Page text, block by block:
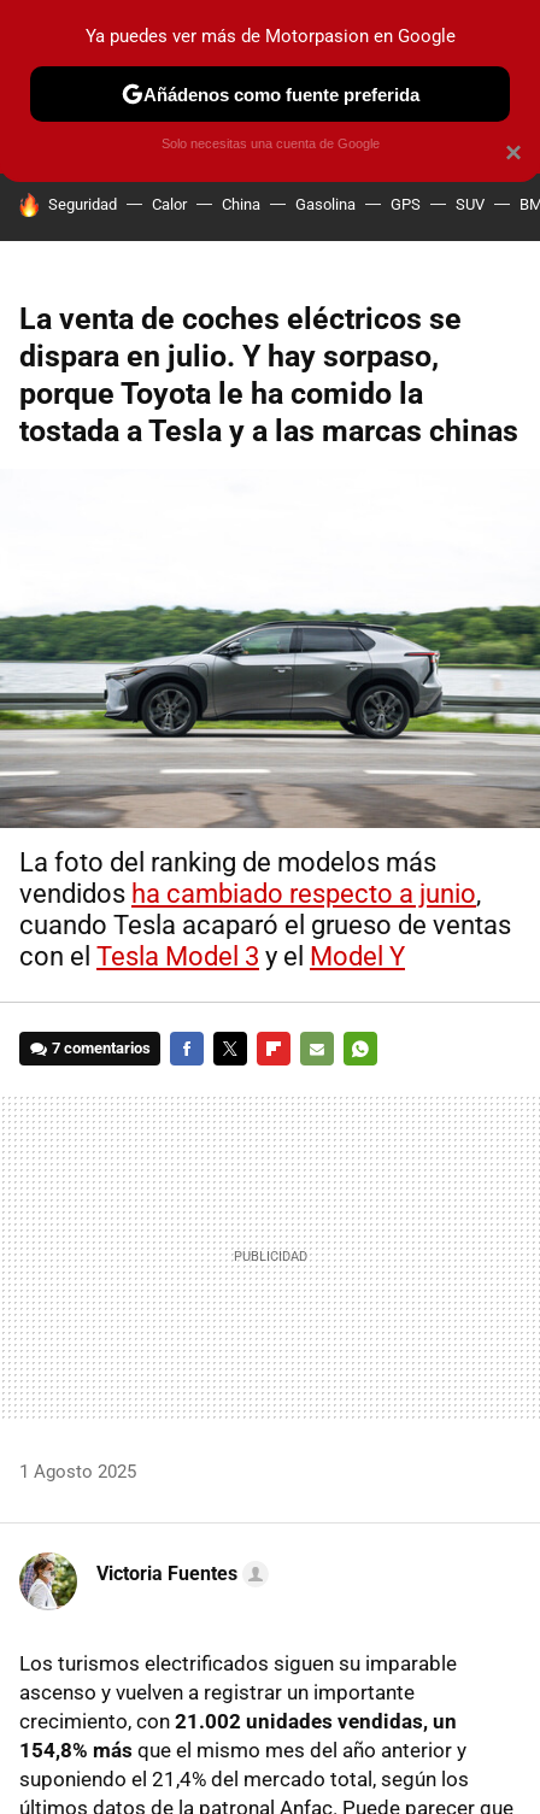
PRUEBAS COCHES ELÉCTRICOS OBSERVATORIO
HOY SE HABLA DE
Seguridad Calor China Gasolina GPS SUV
La venta de coches eléctricos se
dispara en julio. Y hay sorpaso,
porque Toyota le ha comido la
tostada a Tesla y a las marcas chinas
La foto del ranking de modelos más
vendidos ha cambiado respecto a junio,
cuando Tesla acaparó el grueso de ventas
con el Tesla Model 3 y el Model Y
7 comentarios
MAIL
1 Agosto 2025
Victoria Fuentes
Los turismos electrificados siguen su imparable
ascenso y vuelven a registrar un importante
crecimiento, con 21.002 unidades vendidas, un
154,8% más que el mismo mes del año anterior y
suponiendo el 21,4% del mercado total, según los
últimos datos de la patronal Anfac. Puede parecer que
×
Ya puedes ver más de Motorpasion en Google
Añádenos como fuente preferida
Solo necesitas una cuenta de Google